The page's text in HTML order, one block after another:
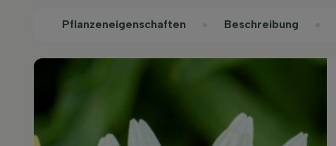
Pflanzeneigenschaften Beschreibung